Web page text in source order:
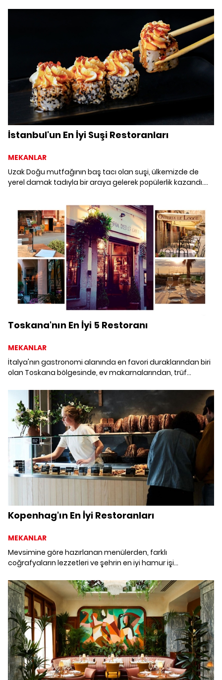
yaratıcısı Fatih Tutak'tan ilham veren hikayesini dinledik.
İstanbul'un En İyi Suşi Restoranları
MEKANLAR
Uzak Doğu mutfağının baş tacı olan suşi, ülkemizde de
yerel damak tadıyla bir araya gelerek popülerlik kazandı.
zevkine uygun çeşitler bulabileceği, İstanbul'daki en iyi suşi
restoranları.
Toskana'nın En İyi 5 Restoranı
MEKANLAR
İtalya'nın gastronomi alanında en favori duraklarından biri
olan Toskana bölgesinde, ev makarnalarından, trüf
dokunuşlarla sunan, en iyi beş restoran bir arada.
Kopenhag'ın En İyi Restoranları
MEKANLAR
Mevsimine göre hazırlanan menülerden, farklı
coğrafyaların lezzetleri ve şehrin en iyi hamur işi
yerlilerine hem de ziyaretçilerine geniş bir menü sunuyor.
İskandinav mutfağını deneyimleyeceğiniz, gurme
lezzetlerin yer aldığı Kopenhag'ın en iyi beş restoranı.